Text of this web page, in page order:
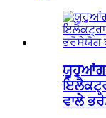
ਯੂਹੁਆਂਗ
ਵਾਲੇ